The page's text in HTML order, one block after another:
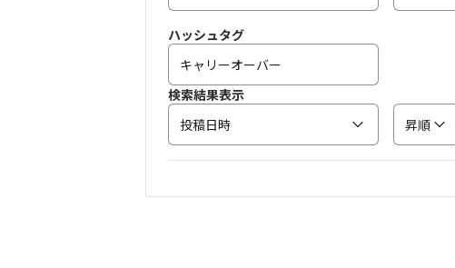
ハッシュタグ
検索結果表示
投稿日時
昇順